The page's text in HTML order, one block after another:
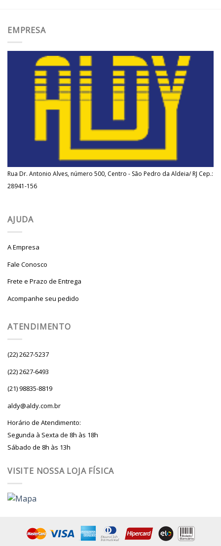
EMPRESA
Rua Dr. Antonio Alves, número 500, Centro - São Pedro da Aldeia/ RJ Cep.:
28941-156
AJUDA
A Empresa
Fale Conosco
Frete e Prazo de Entrega
Acompanhe seu pedido
ATENDIMENTO
(22) 2627-5237
(22) 2627-6493
(21) 98835-8819
aldy@aldy.com.br
Horário de Atendimento:
Segunda à Sexta de 8h às 18h
Sábado de 8h às 13h
VISITE NOSSA LOJA FÍSICA